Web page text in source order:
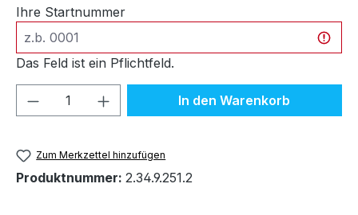
Ihre Startnummer
Das Feld ist ein Pflichtfeld.
Produkt Anzahl: Gib denIn den Warenkorb
Zum Merkzettel hinzufügen
Produktnummer: 2.34.9.251.2